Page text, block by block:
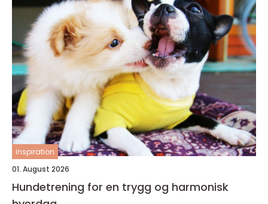
inspiration
01. August 2026
Hundetrening for en trygg og harmonisk